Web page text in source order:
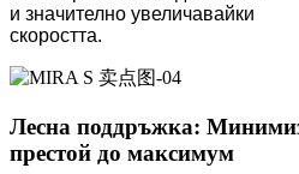
и значително увеличавайки
скоростта.
Лесна поддръжка:
престой до максимум